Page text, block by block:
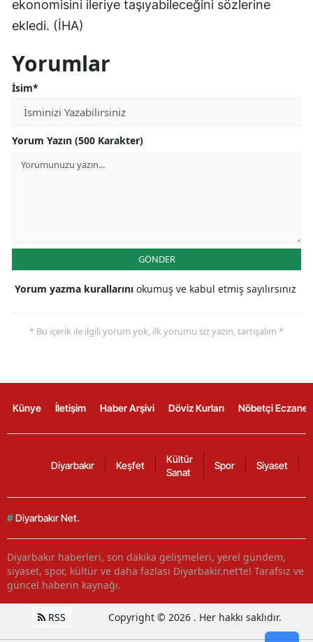
ekonomisini ileriye taşıyabileceğini sözlerine
ekledi. (İHA)
Yorumlar
İsim*
Yorum Yazın (500 Karakter)
GÖNDER
Yorum yazma kurallarını okumuş ve kabul etmiş sayılırsınız
* Bu içerik ile ilgili yorum yok, ilk yorumu siz yazın, tartışalım *
Künye İletişim Haber Arşivi Döviz Kurları Nöbetçi
Diyarbakır Keşfet
Kültür
Sanat
Spor Siyaset
# Diyarbakır Net.
Diyarbakır haberleri, son dakika gelişmeleri, yerel gündem,
siyaset, spor, kültür ve daha fazlası Diyarbakir.net’te! Tarafsız ve
güncel haberin kaynağı.
RSS Copyright © 2026 . Her hakkı saklıdır.